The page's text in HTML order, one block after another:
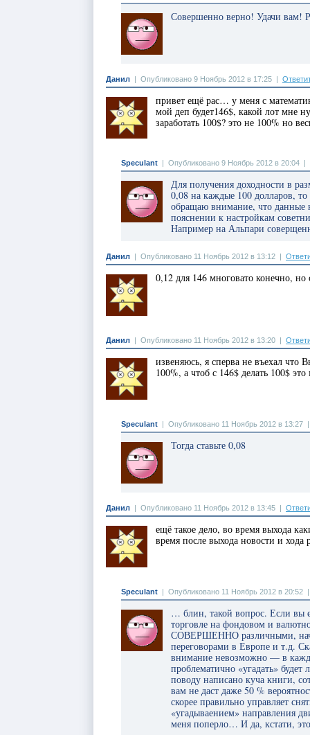
Совершенно верно! Удачи вам!
Данил | Опубликовано 9 Ноябрь 2012 в 17:25 |
привет ещё рас… у меня с
мой деп будет146$, какой лот мне
заработать 100$? это не 100% но
Speculant | Опубликовано 9 Ноябрь 2012 в 20:04 |
Для получения доходности в
0,08 на каждые 100 долларов,
обращаю внимание, что данные
пояснении к настройкам
Например на Альпари
Данил | Опубликовано 11 Ноябрь 2012 в 13:12 |
0,12 для 146 многовато конечно,
Данил | Опубликовано 11 Ноябрь 2012 в 13:20 |
извеняюсь, я сперва не въехал что
100%, а чтоб с 146$ делать 100$
Speculant | Опубликовано 11 Ноябрь 2012 в 13:27
Тогда ставьте 0,08
Данил | Опубликовано 11 Ноябрь 2012 в 13:45 |
ещё такое дело, во время выхода
время после выхода новости и хода
Speculant | Опубликовано 11 Ноябрь 2012 в 20:52
… блин, такой вопрос. Если вы
торговле на фондовом и
СОВЕРШЕННО различными,
переговорами в Европе и т.д.
внимание невозможно — в
проблематично «угадать»
поводу написано куча книги,
вам не даст даже 50 %
скорее правильно управляет
«угадываением» направления
меня поперло… И да, кстати,